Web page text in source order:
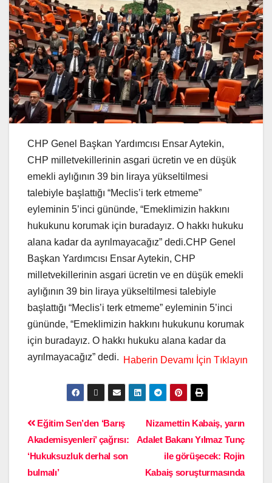
CHP Genel Başkan Yardımcısı Ensar Aytekin,
CHP milletvekillerinin asgari ücretin ve en düşük
emekli aylığının 39 bin liraya yükseltilmesi
talebiyle başlattığı “Meclis’i terk etmeme”
eyleminin 5’inci gününde, “Emeklimizin hakkını
hukukunu korumak için buradayız. O hakkı hukuku
alana kadar da ayrılmayacağız” dedi.CHP Genel
Başkan Yardımcısı Ensar Aytekin, CHP
milletvekillerinin asgari ücretin ve en düşük emekli
aylığının 39 bin liraya yükseltilmesi talebiyle
başlattığı “Meclis’i terk etmeme” eyleminin 5’inci
gününde, “Emeklimizin hakkını hukukunu korumak
için buradayız. O hakkı hukuku alana kadar da
ayrılmayacağız” dedi.
Nizamettin Kabaiş, yarın
Adalet Bakanı Yılmaz Tunç
ile görüşecek: Rojin
Kabaiş soruşturmasında
Eğitim Sen’den ‘Barış
Akademisyenleri’ çağrısı:
‘Hukuksuzluk derhal son
bulmalı’